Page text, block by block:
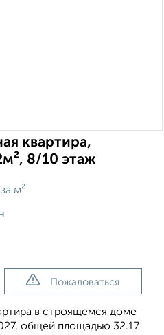
квартира,
8/10 этаж
за м²
Пожаловаться
в строящемся доме
общей площадью 32.17